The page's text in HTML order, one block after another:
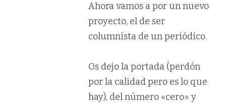
Ahora vamos a por un nuevo
proyecto, el de ser
columnista de un periódico.
Os dejo la portada (perdón
por la calidad pero es lo que
hay), del número «cero» y